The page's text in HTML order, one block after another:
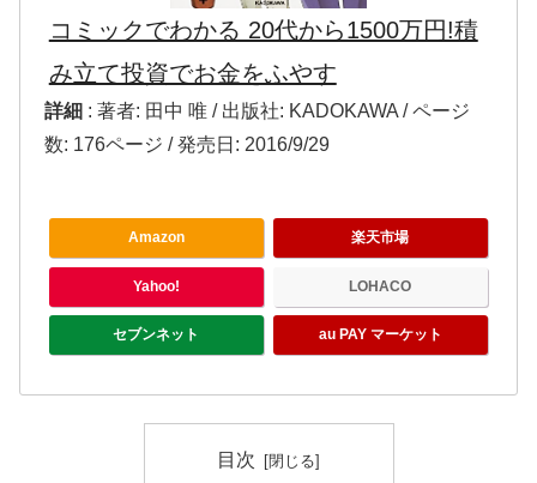
コミックでわかる 20代から1500万円!積
み立て投資でお金をふやす
詳細 : 著者: 田中 唯 / 出版社: KADOKAWA / ページ
数: 176ページ / 発売日: 2016/9/29
Amazon 楽天市場
Yahoo! LOHACO
セブンネット au PAY マーケット
目次